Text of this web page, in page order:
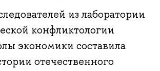
из лаборатории
конфликтологии
экономики составила
отечественного